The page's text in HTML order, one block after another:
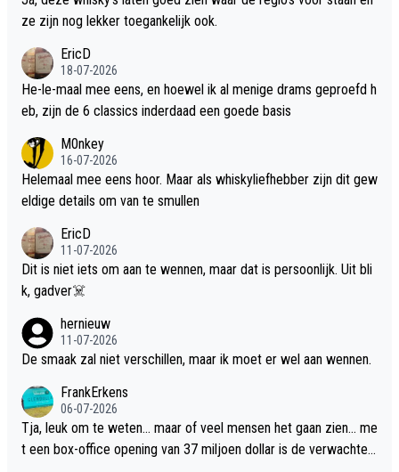
ze zijn nog lekker toegankelijk ook.
EricD
18-07-2026
He-le-maal mee eens, en hoewel ik al menige drams geproefd h
eb, zijn de 6 classics inderdaad een goede basis
M0nkey
16-07-2026
Helemaal mee eens hoor. Maar als whiskyliefhebber zijn dit gew
eldige details om van te smullen
EricD
11-07-2026
Dit is niet iets om aan te wennen, maar dat is persoonlijk. Uit bli
k, gadver☠️
hernieuw
11-07-2026
De smaak zal niet verschillen, maar ik moet er wel aan wennen.
FrankErkens
06-07-2026
Tja, leuk om te weten... maar of veel mensen het gaan zien... me
t een box-office opening van 37 miljoen dollar is de verwachte